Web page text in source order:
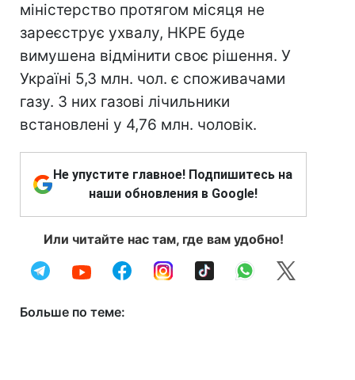
міністерство протягом місяця не
зареєструє ухвалу, НКРЕ буде
вимушена відмінити своє рішення. У
Україні 5,3 млн. чол. є споживачами
газу. З них газові лічильники
встановлені у 4,76 млн. чоловік.
Не упустите главное! Подпишитесь на
наши обновления в Google!
Или читайте нас там, где вам удобно!
Больше по теме: